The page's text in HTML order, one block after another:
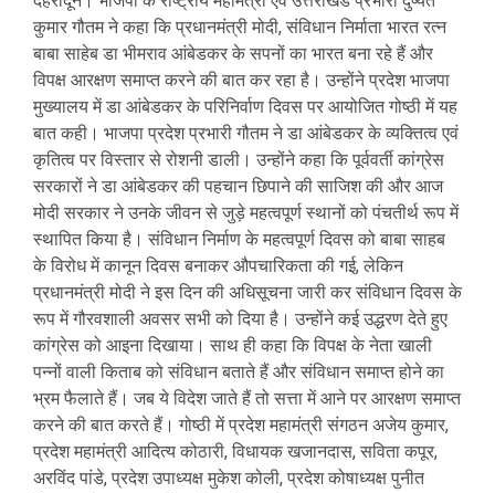
कुमार गौतम ने कहा कि प्रधानमंत्री मोदी, संविधान निर्माता भारत रत्न
बाबा साहेब डा भीमराव आंबेडकर के सपनों का भारत बना रहे हैं और
विपक्ष आरक्षण समाप्त करने की बात कर रहा है। उन्होंने प्रदेश भाजपा
मुख्यालय में डा आंबेडकर के परिनिर्वाण दिवस पर आयोजित गोष्ठी में यह
बात कही। भाजपा प्रदेश प्रभारी गौतम ने डा आंबेडकर के व्यक्तित्व एवं
कृतित्व पर विस्तार से रोशनी डाली। उन्होंने कहा कि पूर्ववर्ती कांग्रेस
सरकारों ने डा आंबेडकर की पहचान छिपाने की साजिश की और आज
मोदी सरकार ने उनके जीवन से जुड़े महत्वपूर्ण स्थानों को पंचतीर्थ रूप में
स्थापित किया है। संविधान निर्माण के महत्वपूर्ण दिवस को बाबा साहब
के विरोध में कानून दिवस बनाकर औपचारिकता की गई, लेकिन
प्रधानमंत्री मोदी ने इस दिन की अधिसूचना जारी कर संविधान दिवस के
रूप में गौरवशाली अवसर सभी को दिया है। उन्होंने कई उद्धरण देते हुए
कांग्रेस को आइना दिखाया। साथ ही कहा कि विपक्ष के नेता खाली
पन्नों वाली किताब को संविधान बताते हैं और संविधान समाप्त होने का
भ्रम फैलाते हैं। जब ये विदेश जाते हैं तो सत्ता में आने पर आरक्षण समाप्त
करने की बात करते हैं। गोष्ठी में प्रदेश महामंत्री संगठन अजेय कुमार,
प्रदेश महामंत्री आदित्य कोठारी, विधायक खजानदास, सविता कपूर,
अरविंद पांडे, प्रदेश उपाध्यक्ष मुकेश कोली, प्रदेश कोषाध्यक्ष पुनीत